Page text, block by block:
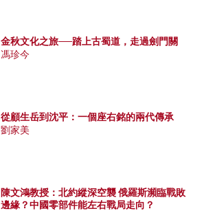
金秋文化之旅──踏上古蜀道，走過劍門關
馮珍今
從顧生岳到沈平：一個座右銘的兩代傳承
劉家美
陳文鴻教授：北約縱深空襲 俄羅斯瀕臨戰敗
邊緣？中國零部件能左右戰局走向？